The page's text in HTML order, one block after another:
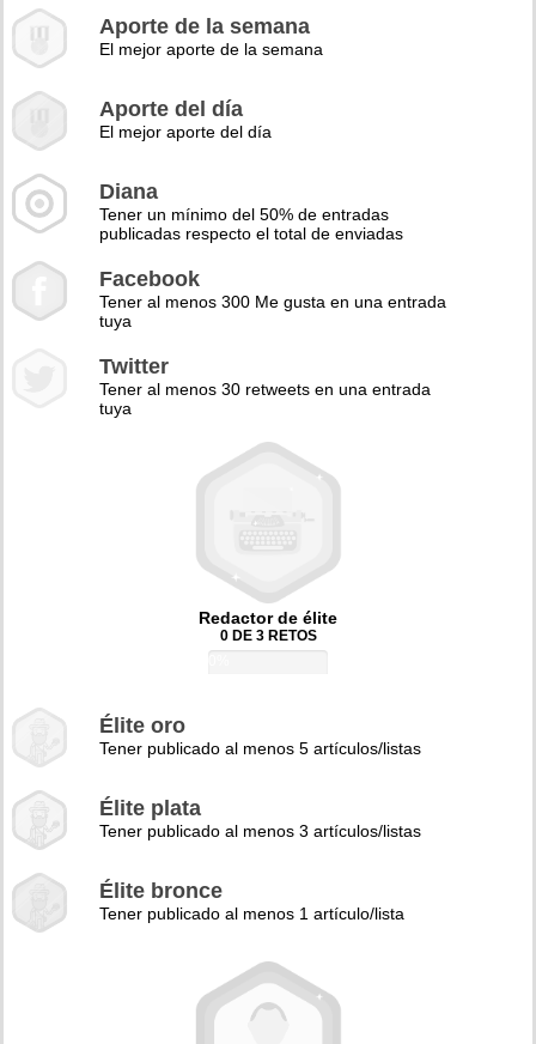
Aporte de la semana
El mejor aporte de la semana
Aporte del día
El mejor aporte del día
Diana
Tener un mínimo del 50% de entradas
publicadas respecto el total de enviadas
Facebook
Tener al menos 300 Me gusta en una entrada
tuya
Twitter
Tener al menos 30 retweets en una entrada
tuya
Redactor de élite
0 DE 3 RETOS
Élite oro
Tener publicado al menos 5 artículos/listas
Élite plata
Tener publicado al menos 3 artículos/listas
Élite bronce
Tener publicado al menos 1 artículo/lista